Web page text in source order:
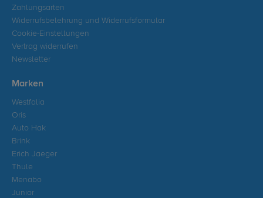
Zahlungsarten
Widerrufsbelehrung und Widerrufsformular
Cookie-Einstellungen
Vertrag widerrufen
Newsletter
Marken
Westfalia
Oris
Auto Hak
Brink
Erich Jaeger
Thule
Menabo
Junior